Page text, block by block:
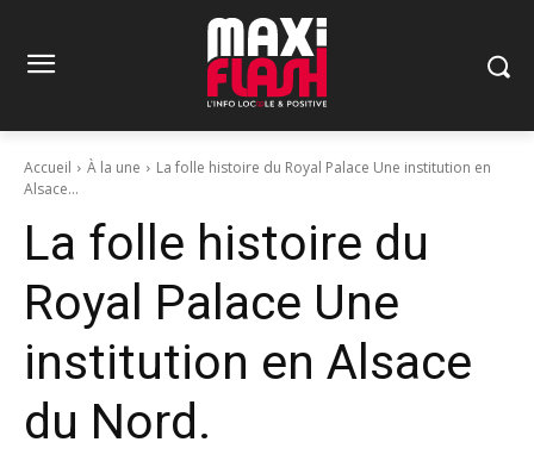
Accueil À la une
La folle histoire du Royal Palace Une institution en
Alsace...
La folle histoire du
Royal Palace Une
institution en Alsace
du Nord.